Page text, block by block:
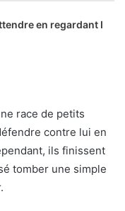
en regardant I
race de petits
contre lui en
ils finissent
tomber une simple